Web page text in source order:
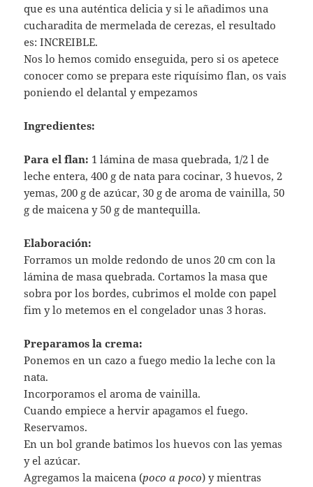
que es una auténtica delicia y si le añadimos una
cucharadita de mermelada de cerezas, el resultado
es: INCREIBLE.
Nos lo hemos comido enseguida, pero si os apetece
conocer como se prepara este riquísimo flan, os vais
poniendo el delantal y empezamos
Ingredientes:
Para el flan: 1 lámina de masa quebrada, 1/2 l de
leche entera, 400 g de nata para cocinar, 3 huevos, 2
yemas, 200 g de azúcar, 30 g de aroma de vainilla, 50
g de maicena y 50 g de mantequilla.
Elaboración:
Forramos un molde redondo de unos 20 cm con la
lámina de masa quebrada. Cortamos la masa que
sobra por los bordes, cubrimos el molde con papel
fim y lo metemos en el congelador unas 3 horas.
Preparamos la crema:
Ponemos en un cazo a fuego medio la leche con la
nata.
Incorporamos el aroma de vainilla.
Cuando empiece a hervir apagamos el fuego.
Reservamos.
En un bol grande batimos los huevos con las yemas
y el azúcar.
Agregamos la maicena (poco a poco) y mientras